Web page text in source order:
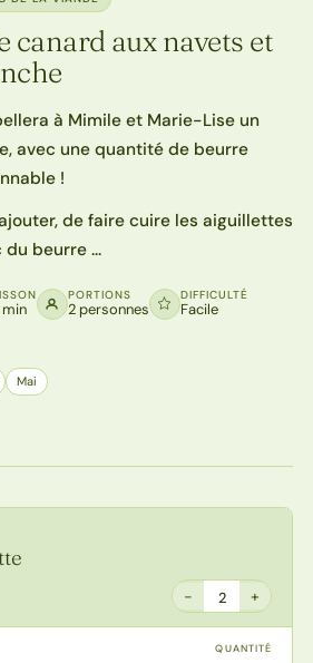
canard aux navets et
à Mimile et Marie-Lise un
avec une quantité de beurre
!
de faire cuire les aiguillettes
du beurre …
PORTIONS
2 personnes
DIFFICULTÉ
Facile
Mai
− 2 +
QUANTITÉ